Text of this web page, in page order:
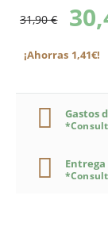
31,90 €
¡Ahorras 1,41€!
Gastos
Entrega